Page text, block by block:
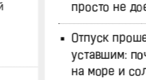
просто не
Отпуск
уставшим:
на море и